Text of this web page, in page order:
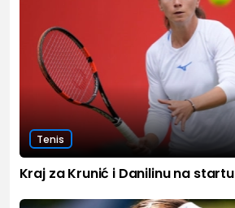
Tenis
Kraj za Krunić i Danilinu na startu